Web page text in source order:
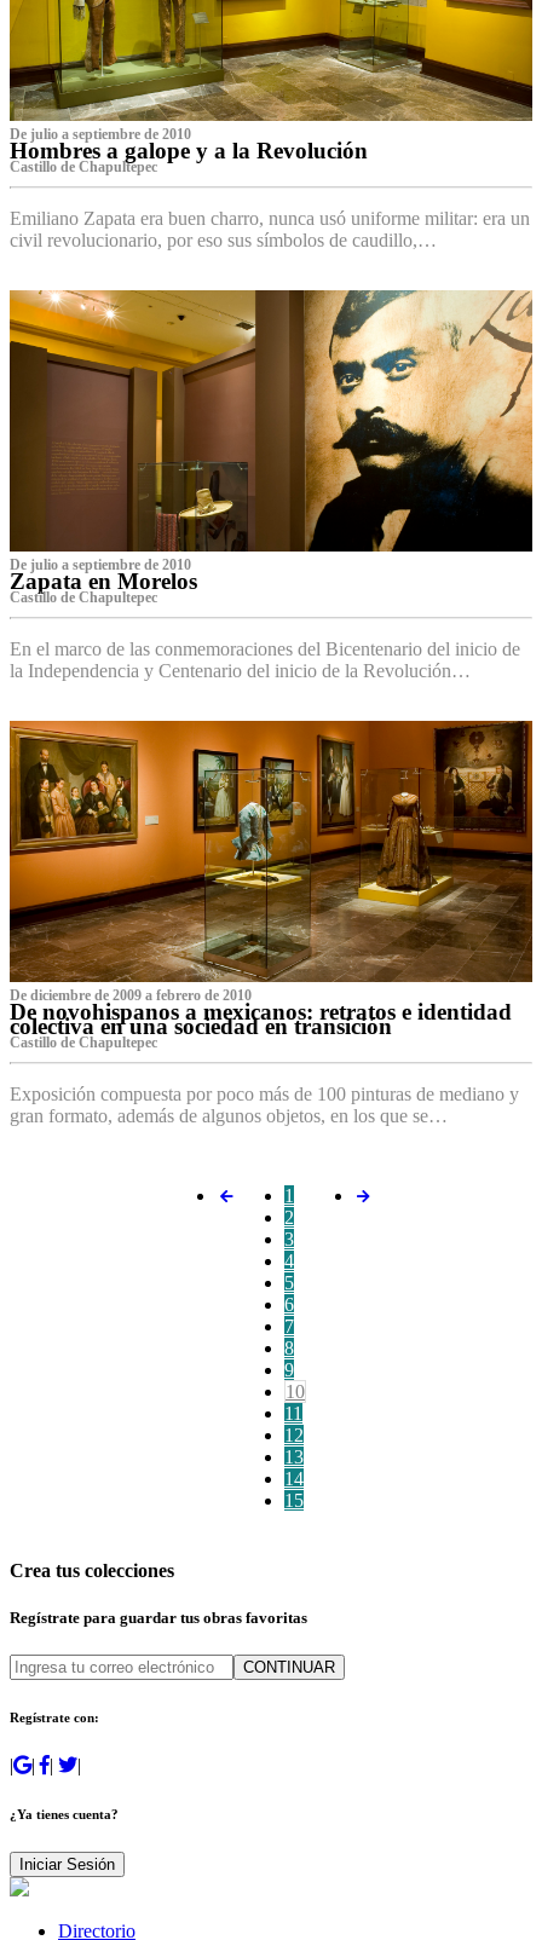
De julio a septiembre de 2010
Hombres a galope y a la Revolución
Castillo de Chapultepec
Emiliano Zapata era buen charro, nunca usó uniforme militar: era un
civil revolucionario, por eso sus símbolos de caudillo,…
De julio a septiembre de 2010
Zapata en Morelos
Castillo de Chapultepec
En el marco de las conmemoraciones del Bicentenario del inicio de
la Independencia y Centenario del inicio de la Revolución…
De diciembre de 2009 a febrero de 2010
De novohispanos a mexicanos: retratos e identidad
colectiva en una sociedad en transición
Castillo de Chapultepec
Exposición compuesta por poco más de 100 pinturas de mediano y
gran formato, además de algunos objetos, en los que se…
1
2
3
4
5
6
7
8
9
10
11
12
13
14
15
Crea tus colecciones
Regístrate para guardar tus obras favoritas
CONTINUAR
Regístrate con:
| | | |
¿Ya tienes cuenta?
Iniciar Sesión
Directorio